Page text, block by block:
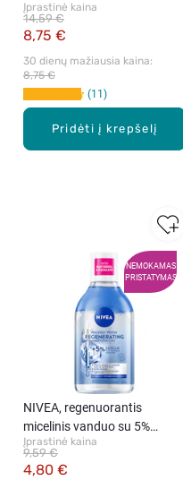
Pridėti į krepšelį
fluidas kiekvienai dienaii,
SPF50+, labai aukšta
Įprastinė kaina
8,75 €
14,59 €
30 dienų mažiausia kaina:
8,75 €
11
NEMOKAMAS
PRISTATYMAS
NIVEA, regenuorantis
micelinis vanduo su 5%
serumo, 400 ml
Įprastinė kaina
4,80 €
9,59 €